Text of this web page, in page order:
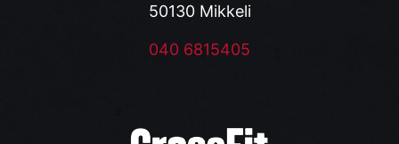
50130 Mikkeli
040 6815405